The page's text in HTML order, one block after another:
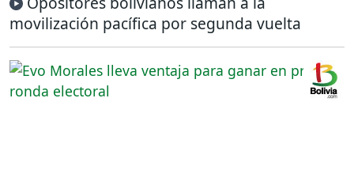
movilización pacífica por segunda vuelta